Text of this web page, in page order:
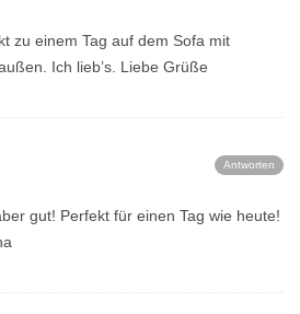
zu einem Tag auf dem Sofa mit
Ich lieb’s. Liebe Grüße
Antworten
gut! Perfekt für einen Tag wie heute!